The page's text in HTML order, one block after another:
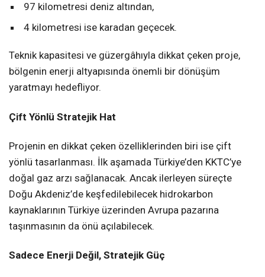
97 kilometresi deniz altından,
4 kilometresi ise karadan geçecek.
Teknik kapasitesi ve güzergâhıyla dikkat çeken proje,
bölgenin enerji altyapısında önemli bir dönüşüm
yaratmayı hedefliyor.
Çift Yönlü Stratejik Hat
Projenin en dikkat çeken özelliklerinden biri ise çift
yönlü tasarlanması. İlk aşamada Türkiye’den KKTC’ye
doğal gaz arzı sağlanacak. Ancak ilerleyen süreçte
Doğu Akdeniz’de keşfedilebilecek hidrokarbon
kaynaklarının Türkiye üzerinden Avrupa pazarına
taşınmasının da önü açılabilecek.
Sadece Enerji Değil, Stratejik Güç